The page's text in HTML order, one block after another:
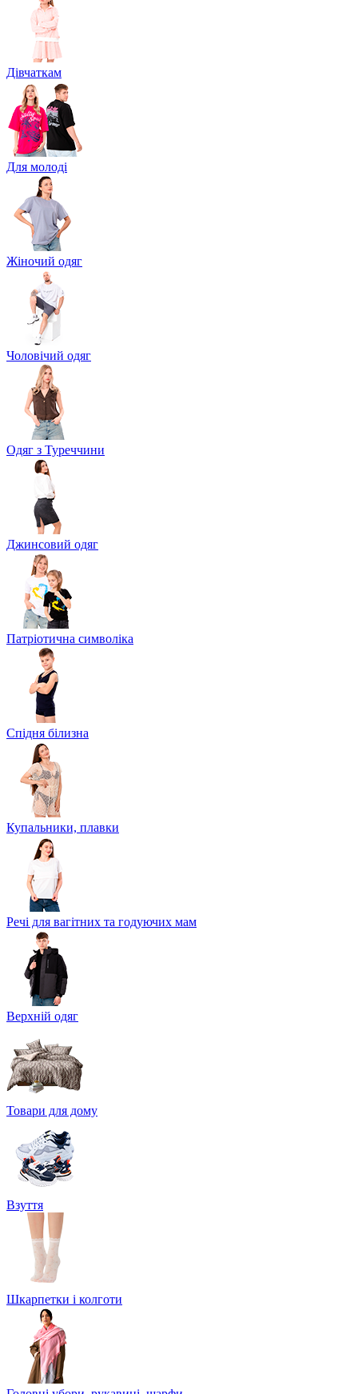
Дівчаткам
Для молоді
Жіночий одяг
Чоловічий одяг
Одяг з Туреччини
Джинсовий одяг
Патріотична символіка
Спідня білизна
Купальники, плавки
Речі для вагітних та годуючих мам
Верхній одяг
Товари для дому
Взуття
Шкарпетки і колготи